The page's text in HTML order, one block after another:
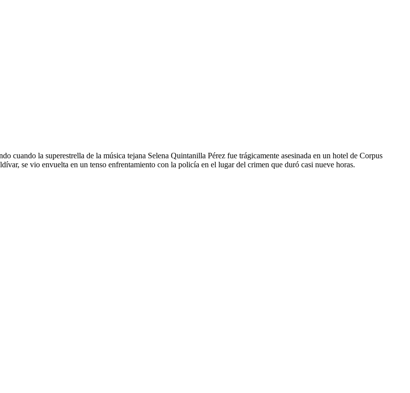
cuando la superestrella de la música tejana Selena Quintanilla Pérez fue trágicamente asesinada en un hotel de Corpus
se vio envuelta en un tenso enfrentamiento con la policía en el lugar del crimen que duró casi nueve horas.